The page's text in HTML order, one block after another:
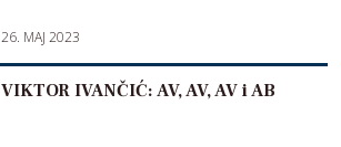
26. MAJ 2023
VIKTOR IVANČIĆ: AV, AV, AV i AB